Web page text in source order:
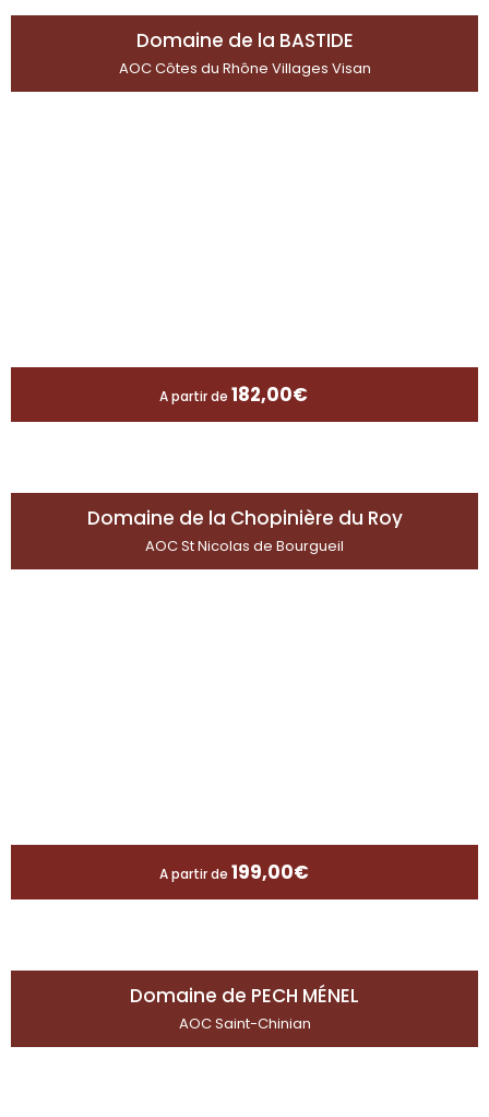
Domaine de la BASTIDE
AOC Côtes du Rhône Villages Visan
A partir de 182,00€
Domaine de la Chopinière du Roy
AOC St Nicolas de Bourgueil
A partir de 199,00€
Domaine de PECH MÉNEL
AOC Saint-Chinian